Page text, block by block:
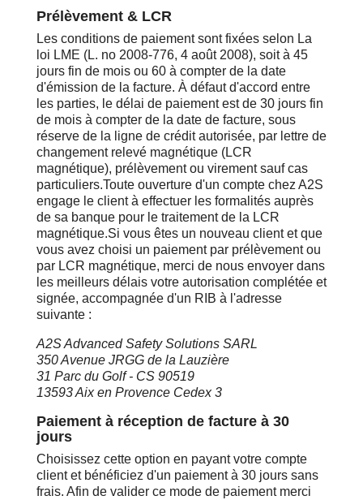
Prélèvement & LCR
Les conditions de paiement sont fixées selon La
loi LME (L. no 2008-776, 4 août 2008), soit à 45
jours fin de mois ou 60 à compter de la date
d'émission de la facture. À défaut d'accord entre
les parties, le délai de paiement est de 30 jours fin
de mois à compter de la date de facture, sous
réserve de la ligne de crédit autorisée, par lettre de
changement relevé magnétique (LCR
magnétique), prélèvement ou virement sauf cas
particuliers.Toute ouverture d'un compte chez A2S
engage le client à effectuer les formalités auprès
de sa banque pour le traitement de la LCR
magnétique.Si vous êtes un nouveau client et que
vous avez choisi un paiement par prélèvement ou
par LCR magnétique, merci de nous envoyer dans
les meilleurs délais votre autorisation complétée et
signée, accompagnée d'un RIB à l'adresse
suivante :
A2S Advanced Safety Solutions SARL
350 Avenue JRGG de la Lauzière
31 Parc du Golf - CS 90519
13593 Aix en Provence Cedex 3
Paiement à réception de facture à 30
jours
Choisissez cette option en payant votre compte
client et bénéficiez d'un paiement à 30 jours sans
frais. Afin de valider ce mode de paiement merci